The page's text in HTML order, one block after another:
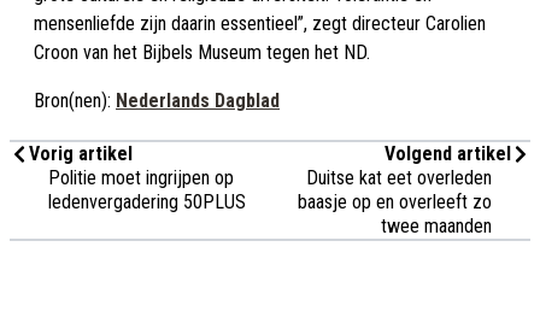
mensenliefde zijn daarin essentieel”, zegt directeur Carolien
Croon van het Bijbels Museum tegen het ND.
Bron(nen): Nederlands Dagblad
Vorig artikel
Politie moet ingrijpen op
ledenvergadering 50PLUS
Volgend artikel
Duitse kat eet overleden
baasje op en overleeft zo
twee maanden